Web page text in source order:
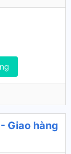
Giao hàng